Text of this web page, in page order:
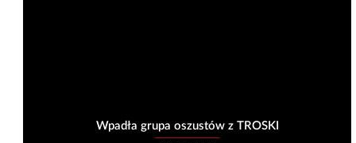
Wpadła grupa oszustów z TROSKI